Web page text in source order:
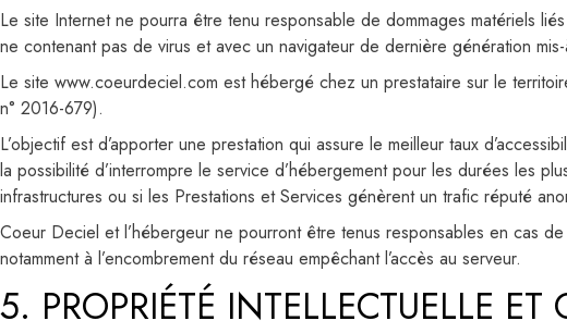
Le site Internet ne pourra être tenu responsable de dommages matériels liés
ne contenant pas de virus et avec un navigateur de dernière génération mis-
Le site www.coeurdeciel.com est hébergé chez un prestataire sur le
n° 2016-679).
L’objectif est d’apporter une prestation qui assure le meilleur taux
la possibilité d’interrompre le service d’hébergement pour les durées les
infrastructures ou si les Prestations et Services génèrent un trafic réputé
Coeur Deciel et l’hébergeur ne pourront être tenus responsables en cas
notamment à l’encombrement du réseau empêchant l’accès au serveur.
5. PROPRIÉTÉ INTELLECTUELLE